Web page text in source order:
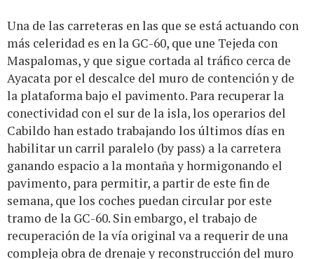
Una de las carreteras en las que se está actuando con
más celeridad es en la GC-60, que une Tejeda con
Maspalomas, y que sigue cortada al tráfico cerca de
Ayacata por el descalce del muro de contención y de
la plataforma bajo el pavimento. Para recuperar la
conectividad con el sur de la isla, los operarios del
Cabildo han estado trabajando los últimos días en
habilitar un carril paralelo (by pass) a la carretera
ganando espacio a la montaña y hormigonando el
pavimento, para permitir, a partir de este fin de
semana, que los coches puedan circular por este
tramo de la GC-60. Sin embargo, el trabajo de
recuperación de la vía original va a requerir de una
compleja obra de drenaje y reconstrucción del muro